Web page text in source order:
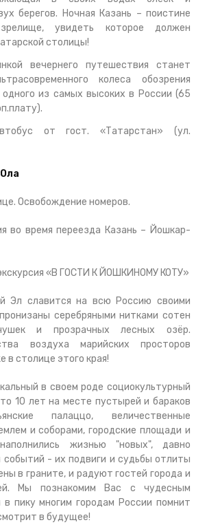
берегов. Ночная Казань – поистине
увидеть которое должен
столицы!
вечернего путешествия станет
колеса обозрения
одного из самых высоких в России (65
от гост. «Татарстан» (ул.
Освобождение номеров.
во время переезда Казань – Йошкар-
«В ГОСТИ К ЙОШКИНОМУ КОТУ»
Эл славится на всю Россию своими
серебряными нитками сотен
и прозрачных лесных озёр.
воздуха марийских просторов
в столице этого края!
в своем роде социокультурный
10 лет на месте пустырей и бараков
палаццо, величественные
и соборами, городские площади и
жизнью "новых", давно
событий - их подвиги и судьбы отлиты
в граните, и радуют гостей города и
Мы познакомим Вас с чудесным
в пику многим городам России помнит
в будущее!